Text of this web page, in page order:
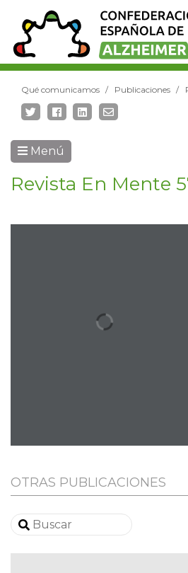
Qué comunicamos Publicaciones
Menú
Revista En Mente
OTRAS PUBLICACIONES